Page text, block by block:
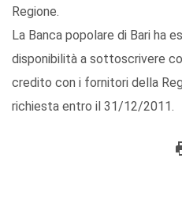
Regione.
La Banca popolare di Bari ha
disponibilità a sottoscrivere
credito con i fornitori della
richiesta entro il 31/12/2011.